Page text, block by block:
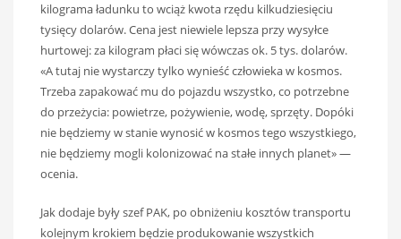
kilograma ładunku to wciąż kwota rzędu kilkudziesięciu
tysięcy dolarów. Cena jest niewiele lepsza przy wysyłce
hurtowej: za kilogram płaci się wówczas ok. 5 tys. dolarów.
«A tutaj nie wystarczy tylko wynieść człowieka w kosmos.
Trzeba zapakować mu do pojazdu wszystko, co potrzebne
do przeżycia: powietrze, pożywienie, wodę, sprzęty. Dopóki
nie będziemy w stanie wynosić w kosmos tego wszystkiego,
nie będziemy mogli kolonizować na stałe innych planet» —
ocenia.
Jak dodaje były szef PAK, po obniżeniu kosztów transportu
kolejnym krokiem będzie produkowanie wszystkich